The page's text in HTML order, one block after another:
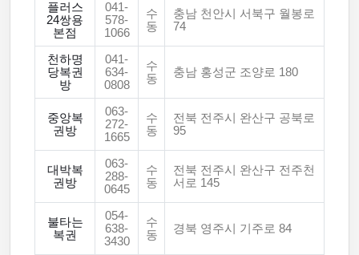
플러스
24쌍용
본점
041-
578-
1066
수
동
충남 천안시 서북구 월봉로
74
천하명
당복권
방
041-
634-
0808
수
동
충남 홍성군 조양로 180
중앙복
권방
063-
272-
1665
수
동
전북 전주시 완산구 공북로
95
대박복
권방
063-
288-
0645
수
동
전북 전주시 완산구 전주천
서로 145
불타는
복권
054-
638-
3430
수
동
경북 영주시 기주로 84